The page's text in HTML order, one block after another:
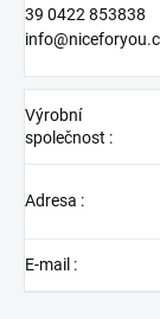
39 0422 853838
Výrobní
společnost :
Adresa :
E-mail :